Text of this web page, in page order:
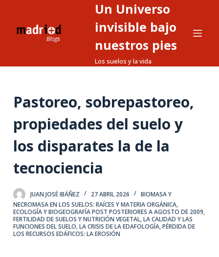
n
e
d
o
Un Universo
invisible bajo
nuestros pies
Los suelos y la vida
Pastoreo, sobrepastoreo,
propiedades del suelo y
los disparates la de la
tecnociencia
JUAN JOSÉ IBÁÑEZ 27 ABRIL 2026
BIOMASA Y
NECROMASA EN LOS SUELOS: RAÍCES Y MATERIA ORGÁNICA,
ECOLOGÍA Y BIOGEOGRAFÍA POST POSTERIORES A AGOSTO DE 2009,
FERTILIDAD DE SUELOS Y NUTRICIÓN VEGETAL,LA CALIDAD Y LAS
FUNCIONES DEL SUELO,LA CRISIS DE LA EDAFOLOGÍA,PÉRDIDA DE
LOS RECURSOS EDÁFICOS: LA EROSIÓN